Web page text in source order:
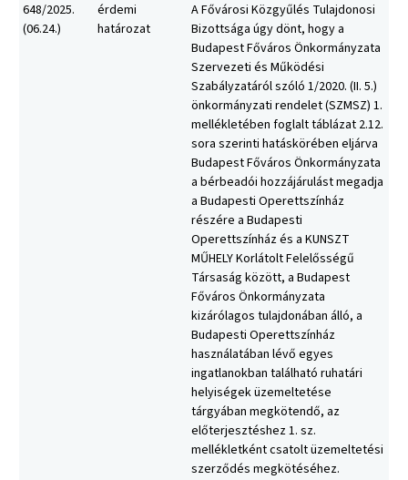
648/2025.
(06.24.)
érdemi
határozat
A Fővárosi Közgyűlés Tulajdonosi
Bizottsága úgy dönt, hogy a
Budapest Főváros Önkormányzata
Szervezeti és Működési
Szabályzatáról szóló 1/2020. (II. 5.)
önkormányzati rendelet (SZMSZ) 1.
mellékletében foglalt táblázat 2.12.
sora szerinti hatáskörében eljárva
Budapest Főváros Önkormányzata
a bérbeadói hozzájárulást megadja
a Budapesti Operettszínház
részére a Budapesti
Operettszínház és a KUNSZT
MŰHELY Korlátolt Felelősségű
Társaság között, a Budapest
Főváros Önkormányzata
kizárólagos tulajdonában álló, a
Budapesti Operettszínház
használatában lévő egyes
ingatlanokban található ruhatári
helyiségek üzemeltetése
tárgyában megkötendő, az
előterjesztéshez 1. sz.
mellékletként csatolt üzemeltetési
szerződés megkötéséhez.